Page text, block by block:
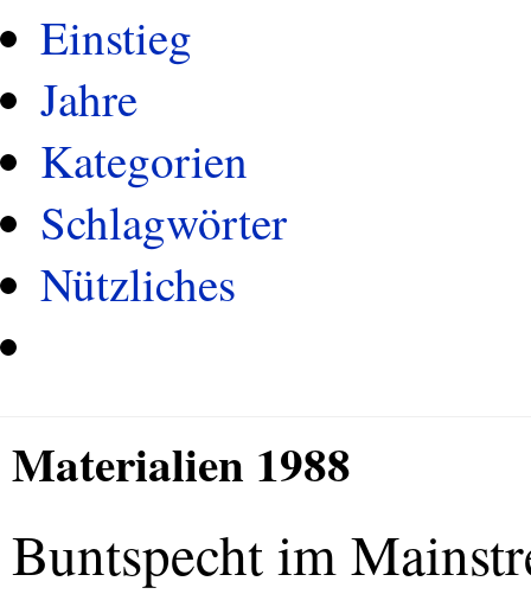
Einstieg
Jahre
Kategorien
Schlagwörter
Nützliches
Materialien 1988
Buntspecht im